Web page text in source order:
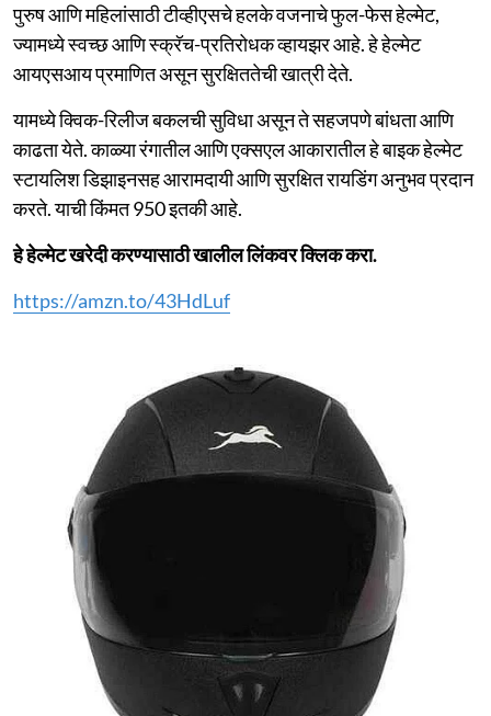
पुरुष आणि महिलांसाठी टीव्हीएसचे हलके वजनाचे फुल-फेस हेल्मेट,
ज्यामध्ये स्वच्छ आणि स्क्रॅच-प्रतिरोधक व्हायझर आहे. हे हेल्मेट
आयएसआय प्रमाणित असून सुरक्षिततेची खात्री देते.
यामध्ये क्विक-रिलीज बकलची सुविधा असून ते सहजपणे बांधता आणि
काढता येते. काळ्या रंगातील आणि एक्सएल आकारातील हे बाइक हेल्मेट
स्टायलिश डिझाइनसह आरामदायी आणि सुरक्षित रायडिंग अनुभव प्रदान
करते. याची किंमत 950 इतकी आहे.
हे हेल्मेट खरेदी करण्यासाठी खालील लिंकवर क्लिक करा.
https://amzn.to/43HdLuf